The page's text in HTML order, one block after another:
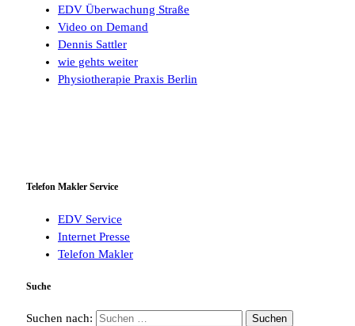
EDV Überwachung Straße
Video on Demand
Dennis Sattler
wie gehts weiter
Physiotherapie Praxis Berlin
Telefon Makler Service
EDV Service
Internet Presse
Telefon Makler
Suche
Suchen nach: